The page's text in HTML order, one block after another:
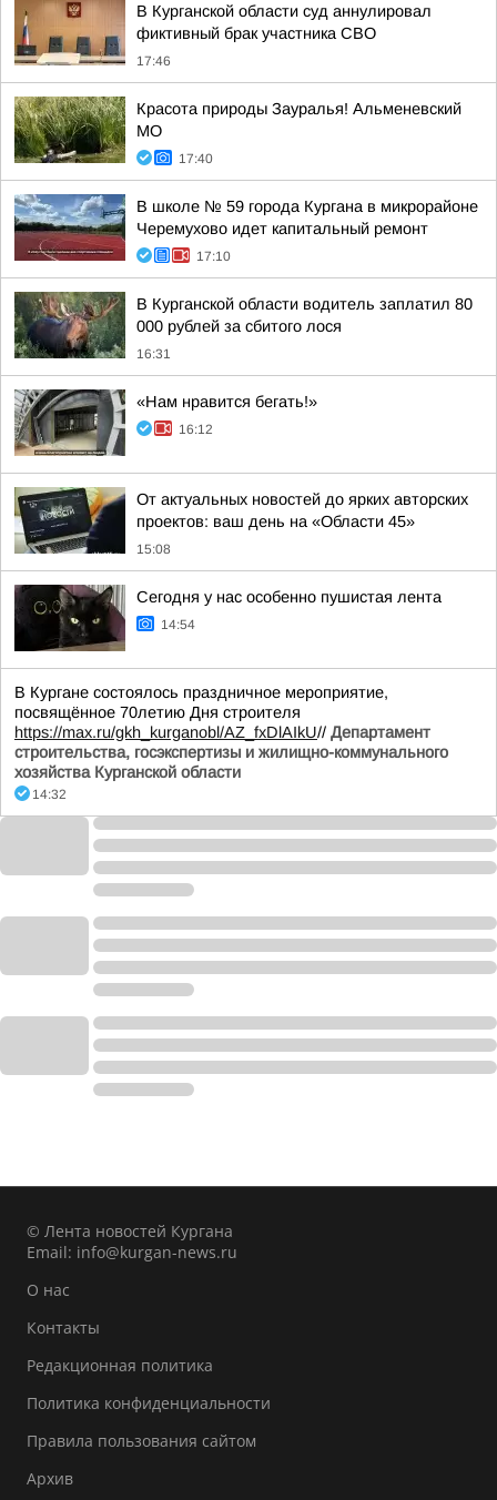
В Курганской области суд аннулировал
фиктивный брак участника СВО
17:46
Красота природы Зауралья! Альменевский
МО
17:40
В школе № 59 города Кургана в микрорайоне
Черемухово идет капитальный ремонт
17:10
В Курганской области водитель заплатил 80
000 рублей за сбитого лося
16:31
«Нам нравится бегать!»
16:12
От актуальных новостей до ярких авторских
проектов: ваш день на «Области 45»
15:08
Сегодня у нас особенно пушистая лента
14:54
В Кургане состоялось праздничное мероприятие,
посвящённое 70летию Дня строителя
https://max.ru/gkh_kurganobl/AZ_fxDlAIkU// Департамент
строительства, госэкспертизы и жилищно-коммунального
хозяйства Курганской области
14:32
© Лента новостей Кургана
Email: info@kurgan-news.ru
О нас
Контакты
Редакционная политика
Политика конфиденциальности
Правила пользования сайтом
Архив